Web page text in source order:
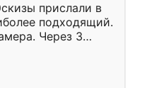
прислали в
подходящий.
Через 3
Остались
Ренессанс